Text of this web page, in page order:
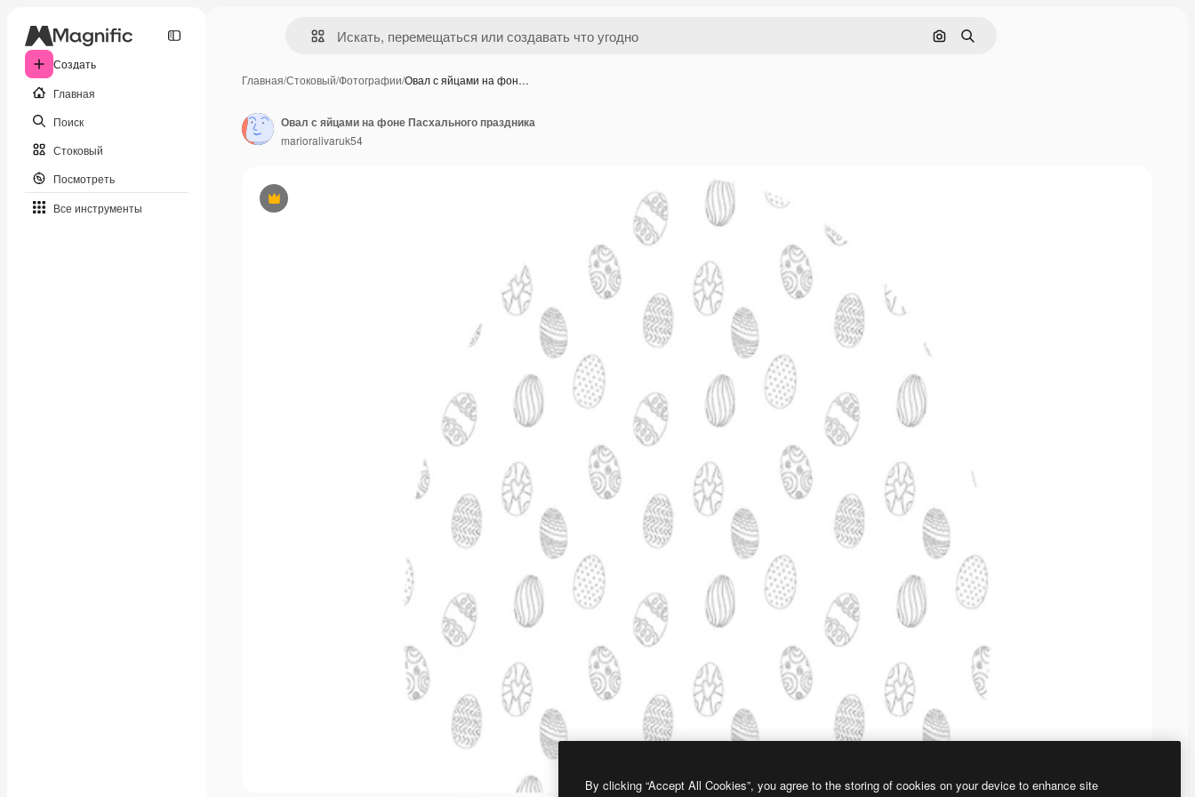
Создать
Главная
Поиск
Стоковый
Посмотреть
Все инструменты
Поиск по изображению
Поиск
Главная/Стоковый/Фотографии/Овал с яйцами на фон…
Премиум
Овал с яйцами на фоне Пасхального праздника
marioralivaruk54
By clicking “Accept All Cookies”, you agree to the storing of cookies on your device to enhance site